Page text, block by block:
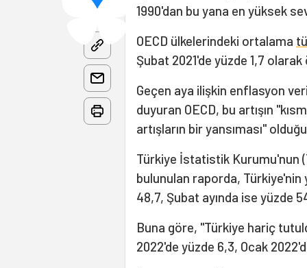
1990'dan bu yana en yüksek
OECD ülkelerindeki ortalama
Şubat 2021'de yüzde 1,7
Geçen aya ilişkin enflasyon
duyuran OECD, bu artışın
artışların bir yansıması"
Türkiye İstatistik Kurumu'nun
bulunulan raporda, Türkiye'nin
48,7, Şubat ayında ise yüzde
Buna göre, "Türkiye hariç
2022'de yüzde 6,3, Ocak